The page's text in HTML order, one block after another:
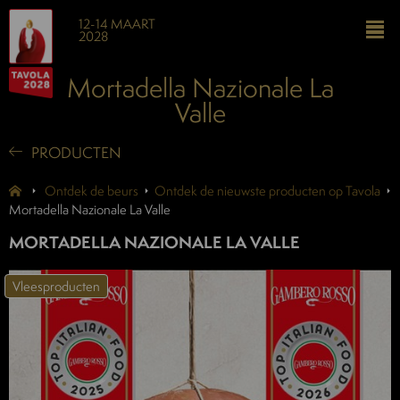
12-14 MAART
2028
Mortadella Nazionale La
Valle
PRODUCTEN
Ontdek de beurs
Ontdek de nieuwste producten op Tavola
Mortadella Nazionale La Valle
MORTADELLA NAZIONALE LA VALLE
Vleesproducten